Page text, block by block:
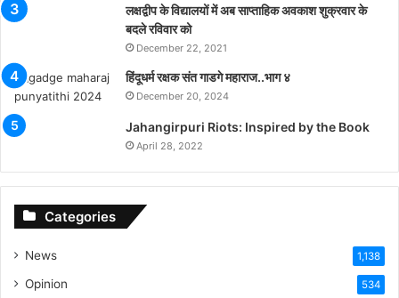
लक्षद्वीप के विद्यालयों में अब साप्ताहिक अवकाश शुक्रवार के
बदले रविवार को
December 22, 2021
हिंदूधर्म रक्षक संत गाडगे महाराज..भाग ४
December 20, 2024
Jahangirpuri Riots: Inspired by the Book
April 28, 2022
Categories
News 1,138
Opinion 534